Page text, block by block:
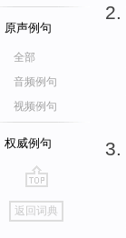
原声例句
全部
音频例句
视频例句
权威例句
go
top
返回词典